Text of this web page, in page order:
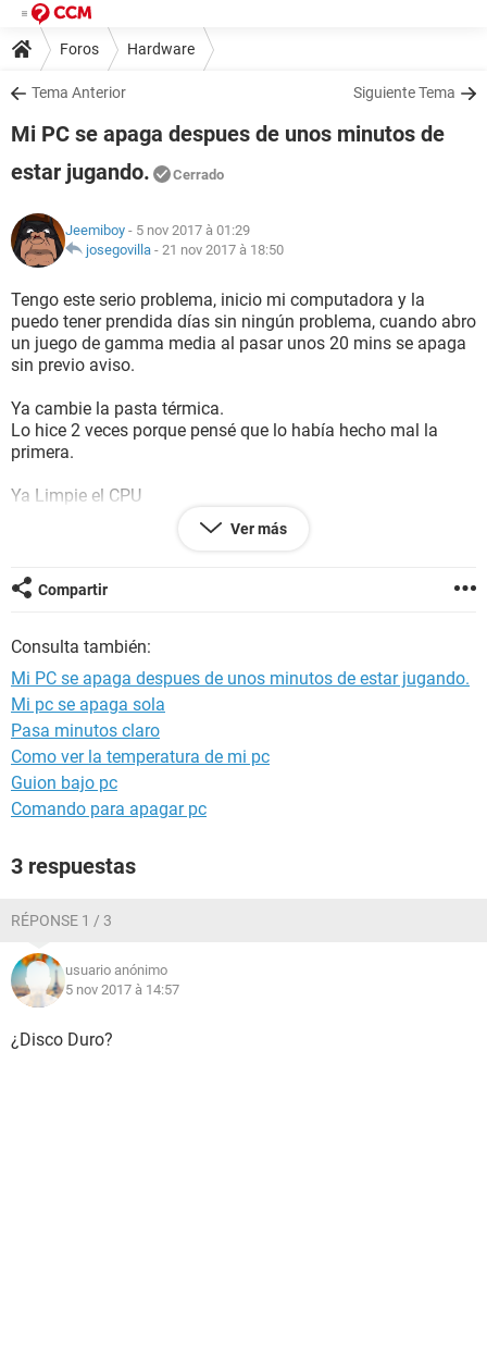
Foros Hardware
Tema Anterior Siguiente Tema
Mi PC se apaga despues de unos minutos de
estar jugando.
Cerrado
Jeemiboy - 5 nov 2017 à 01:29
josegovilla - 21 nov 2017 à 18:50
Tengo este serio problema, inicio mi computadora y la
puedo tener prendida días sin ningún problema, cuando abro
un juego de gamma media al pasar unos 20 mins se apaga
sin previo aviso.
Ya cambie la pasta térmica.
Lo hice 2 veces porque pensé que lo había hecho mal la
primera.
Ya Limpie el CPU
Lo limpio normalmente de puro polvo superficial,
obviamente me encargo de dejar muy limpios los abanicos.
No tengo Virus
Lo digo 100% seguro porque acabo de formatear la PC
Ya intsale los Drivers de mi Tarjeta Grafica
Tengo una Nvidia GTS 450, no es lo mejor del mundo pero
me funciona bien. (tampoco se sobrecalineta)
Ver más
Compartir
Consulta también:
Mi PC se apaga despues de unos minutos de estar jugando.
Mi pc se apaga sola
Pasa minutos claro
Como ver la temperatura de mi pc
Guion bajo pc
Comando para apagar pc
3 respuestas
RÉPONSE 1 / 3
usuario anónimo
5 nov 2017 à 14:57
¿Disco Duro?